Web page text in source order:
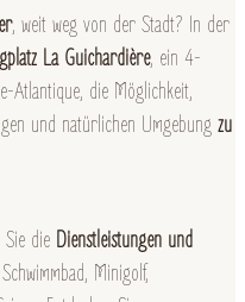
, weit weg von der Stadt? In der
La Guichardière, ein 4-
Atlantique, die Möglichkeit,
und natürlichen Umgebung zu
die Dienstleistungen und
Minigolf,